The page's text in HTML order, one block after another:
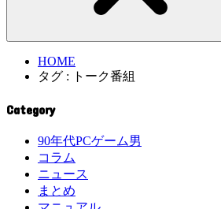
HOME
タグ : トーク番組
Category
90年代PCゲーム男
コラム
ニュース
まとめ